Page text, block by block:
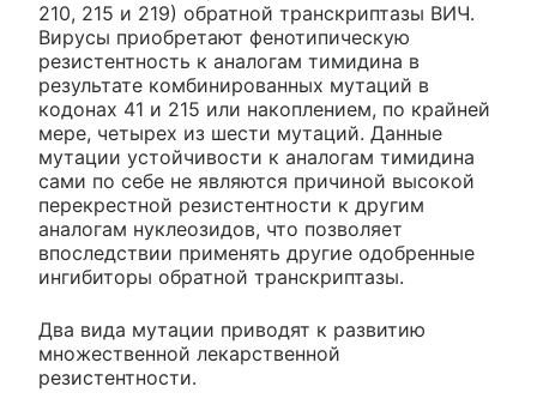
210, 215 и 219) обратной транскриптазы ВИЧ.
Вирусы приобретают фенотипическую
резистентность к аналогам тимидина в
результате комбинированных мутаций в
кодонах 41 и 215 или накоплением, по крайней
мере, четырех из шести мутаций. Данные
мутации устойчивости к аналогам тимидина
сами по себе не являются причиной высокой
перекрестной резистентности к другим
аналогам нуклеозидов, что позволяет
впоследствии применять другие одобренные
ингибиторы обратной транскриптазы.
Два вида мутации приводят к развитию
множественной лекарственной
резистентности.